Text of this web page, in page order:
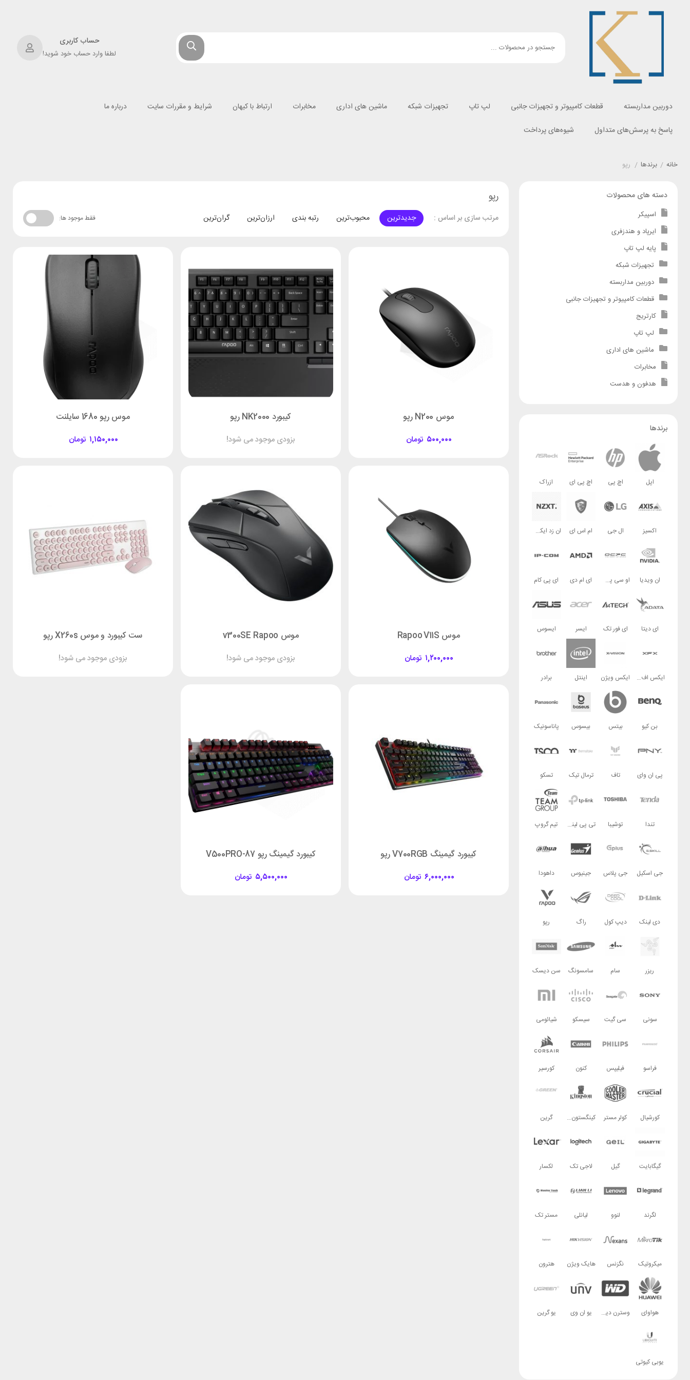
حساب کاربری
لطفا وارد حساب خود شوید!
دوربین مداربسته قطعات کامپیوتر و تجهیزات جانبی لپ تاپ تجهیزات شبکه ماشین های اداری مخابرات ارتباط با کیهان شرایط و مقررات سایت
درباره ما
پاسخ به پرسش‌های متداول
شیوه‌های پرداخت
خانه / برندها / رپو
رپو
مرتب سازی بر اساس : جدیدترین محبوب‌ترین رتبه بندی ارزان‌ترین گران‌ترین فقط موجود ها:
موس N200 رپو
تومان ۵۰۰,۰۰۰
کیبورد NK2000 رپو
بزودی موجود می شود!
موس رپو 1680 سایلنت
تومان ۱,۱۵۰,۰۰۰
موس Rapoo V11S
تومان ۱,۲۰۰,۰۰۰
موس v300SE Rapoo
بزودی موجود می شود!
ست کیبورد و موس X260s رپو
بزودی موجود می شود!
کیبورد گیمینگ V700RGB رپو
تومان ۶,۰۰۰,۰۰۰
کیبورد گیمینگ رپو V500PRO-87
تومان ۵,۵۰۰,۰۰۰
دسته های محصولات
اسپیکر
ایرپاد و هندزفری
پایه لپ تاپ
تجهیزات شبکه
دوربین مداربسته
قطعات کامپیوتر و تجهیزات جانبی
کارتریج
لپ تاپ
ماشین های اداری
مخابرات
هدفون و هدست
برندها
اپل اچ پی اچ پی ای ازراک
اکسیز ال جی ام اس ای ان زد ایکس تی
ان ویدیا او سی پی سی ای ام دی ای پی کام
ای دیتا ای فور تک ایسر ایسوس
ایکس اف ایکس ایکس ویژن اینتل برادر
بن کیو بیتس بیسوس پاناسونیک
پی ان وای تاف ترمال تیک تسکو
تندا توشیبا تی پی لینک تیم گروپ
جی اسکیل جی پلاس جینیوس داهودا
دی لینک دیپ کول راگ رپو
ریزر سام سامسونگ سن دیسک
سونی سی گیت سیسکو شیائومی
فراسو فیلیپس کنون کورسیر
کورشیال کولر مستر کینگستون تکنولوژی گرین
گیگابایت گیل لاجی تک لکسار
لگرند لنوو لیانلی مستر تک
میکروتیک نگزنس هایک ویژن هترون
هواوای وسترن دیجیتال یو ان وی یو گرین
یوبی کیوتی